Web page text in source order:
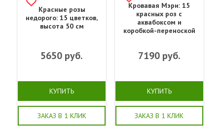
Красные розы
недорого: 15 цветков,
высота 50 см
5650 руб.
КУПИТЬ
ЗАКАЗ В 1 КЛИК
Кровавая Мэри: 15
красных роз с
аквабоксом и
коробкой-переноской
7190руб.
КУПИТЬ
ЗАКАЗ В 1 КЛИК